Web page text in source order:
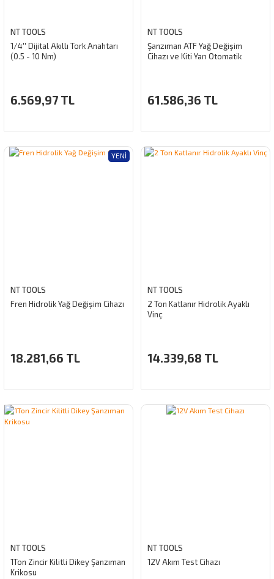
NT TOOLS
1/4'' Dijital Akıllı Tork Anahtarı
(0.5 - 10 Nm)
6.569,97 TL
NT TOOLS
Şanzıman ATF Yağ Değişim
Cihazı ve Kiti Yarı Otomatik
61.586,36 TL
YENI
NT TOOLS
Fren Hidrolik Yağ Değişim Cihazı
18.281,66 TL
NT TOOLS
2 Ton Katlanır Hidrolik Ayaklı
Vinç
14.339,68 TL
NT TOOLS
1Ton Zincir Kilitli Dikey Şanzıman
Krikosu
NT TOOLS
12V Akım Test Cihazı